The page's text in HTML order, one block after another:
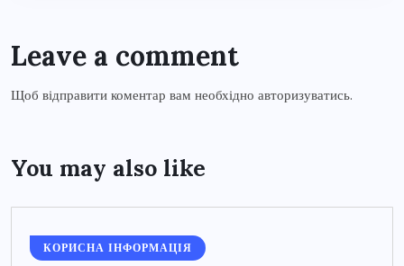
Leave a comment
Щоб відправити коментар вам необхідно авторизуватись.
You may also like
КОРИСНА ІНФОРМАЦІЯ